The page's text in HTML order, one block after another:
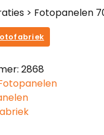
> Fotopanelen
2868